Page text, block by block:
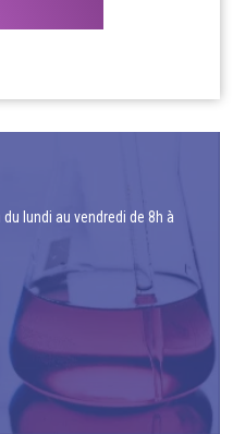
lundi au vendredi de 8h à